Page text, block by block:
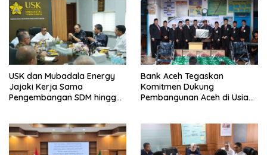
USK dan Mubadala Energy
Jajaki Kerja Sama
Pengembangan SDM hingga
Bank Aceh Tegaskan
Komitmen Dukung
Pembangunan Aceh di Usia